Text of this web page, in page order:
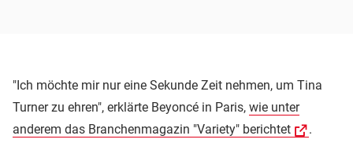
"Ich möchte mir nur eine Sekunde Zeit nehmen, um Tina
Turner zu ehren", erklärte Beyoncé in Paris, wie unter
anderem das Branchenmagazin "Variety" berichtet
.